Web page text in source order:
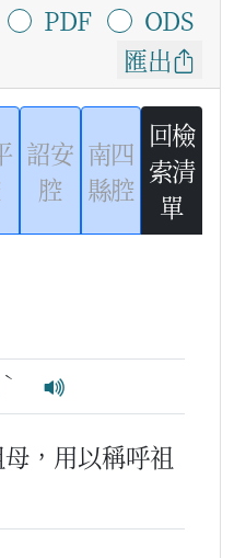
PDF
ODS
匯出
詔安
腔
南四
縣腔
回檢
索清
單
ˋ
，用以稱呼祖